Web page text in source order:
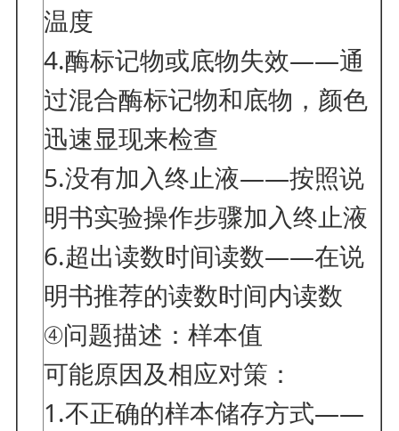
温度
4.酶标记物或底物失效——通
过混合酶标记物和底物，颜色
迅速显现来检查
5.没有加入终止液——按照说
明书实验操作步骤加入终止液
6.超出读数时间读数——在说
明书推荐的读数时间内读数
④问题描述：样本值
可能原因及相应对策：
1.不正确的样本储存方式——